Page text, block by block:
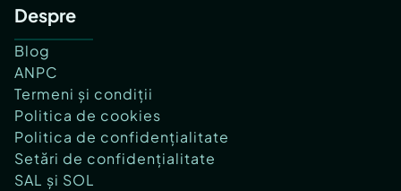
Despre
Blog
ANPC
Termeni și condiții
Politica de cookies
Politica de confidențialitate
Setări de confidențialitate
SAL și SOL